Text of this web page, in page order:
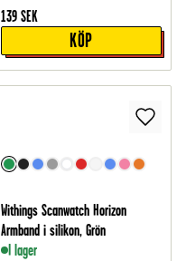
139 SEK
KÖP
Withings Scanwatch Horizon
Armband i silikon, Grön
I lager